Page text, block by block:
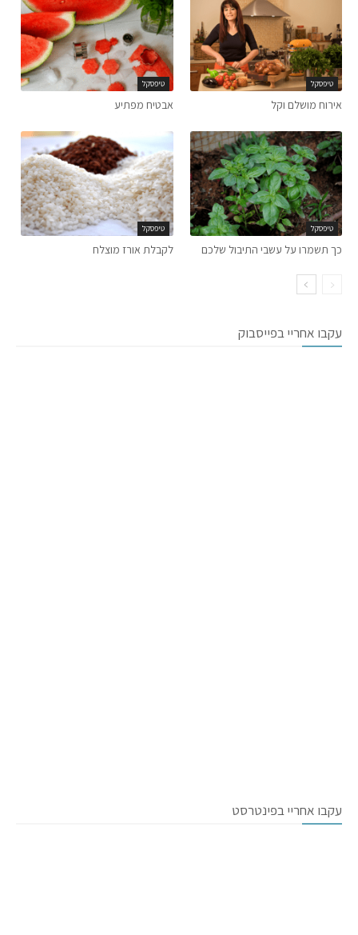
טיפסקל
אירוח מושלם וקל
טיפסקל
אבטיח מפתיע
טיפסקל
כך תשמרו על עשבי התיבול שלכם
טיפסקל
לקבלת אורז מוצלח
עקבו אחריי בפייסבוק
עקבו אחריי בפינטרסט